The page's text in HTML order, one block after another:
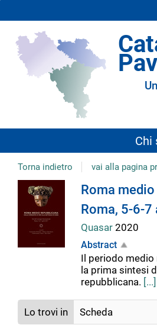
Chi
Torna indietro vai alla pagina
Dettaglio
del
documento
Roma
Roma, 5-6-
Quasar 2020
Abstract
Il periodo medio
la prima sintesi
repubblicana. [...]
Lo trovi in Scheda